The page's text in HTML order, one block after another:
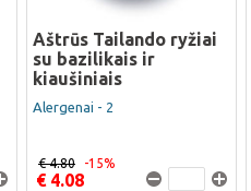
Aštrūs Tailando ryžiai
su bazilikais ir
kiaušiniais
Alergenai - 2
€ 4.08
€ 4.80 -15%